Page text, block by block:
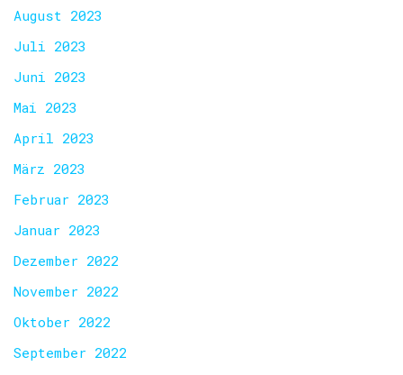
August 2023
Juli 2023
Juni 2023
Mai 2023
April 2023
März 2023
Februar 2023
Januar 2023
Dezember 2022
November 2022
Oktober 2022
September 2022